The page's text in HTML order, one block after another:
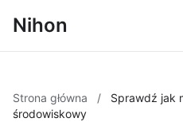
Nihon
Strona główna /
Sprawdź jak
środowiskowy